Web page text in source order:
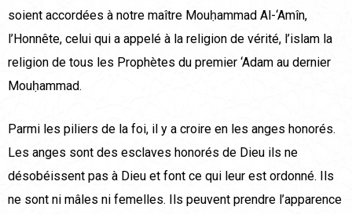
soient accordées à notre maître Mouḥammad Al-‘Amîn,
l’Honnête, celui qui a appelé à la religion de vérité, l’islam la
religion de tous les Prophètes du premier ‘Adam au dernier
Mouḥammad.
Parmi les piliers de la foi, il y a croire en les anges honorés.
Les anges sont des esclaves honorés de Dieu ils ne
désobéissent pas à Dieu et font ce qui leur est ordonné. Ils
ne sont ni mâles ni femelles. Ils peuvent prendre l’apparence